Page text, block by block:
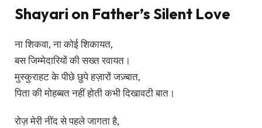
Shayari on Father’s Silent Love
ना शिकवा, ना कोई शिकायत,
बस जिम्मेदारियों की सख्त रवायत।
मुस्कुराहट के पीछे छुपे हज़ारों जज़्बात,
पिता की मोहब्बत नहीं होती कभी दिखावटी बात।
रोज़ मेरी नींद से पहले जागता है,